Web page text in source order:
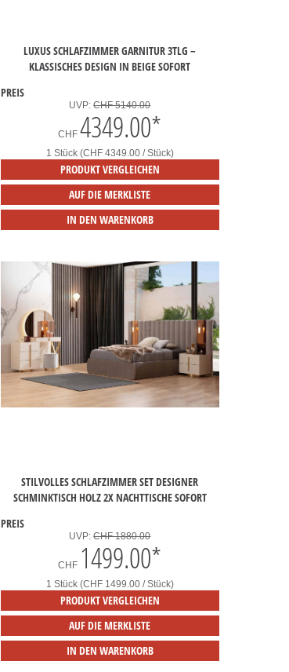
LUXUS SCHLAFZIMMER GARNITUR 3TLG –
KLASSISCHES DESIGN IN BEIGE SOFORT
PREIS
UVP:CHF 5140.00
CHF 4349.00*
1 Stück (CHF 4349.00 / Stück)
PRODUKT VERGLEICHEN
AUF DIE MERKLISTE
IN DEN WARENKORB
STILVOLLES SCHLAFZIMMER SET DESIGNER
SCHMINKTISCH HOLZ 2X NACHTTISCHE SOFORT
PREIS
UVP:CHF 1880.00
CHF 1499.00*
1 Stück (CHF 1499.00 / Stück)
PRODUKT VERGLEICHEN
AUF DIE MERKLISTE
IN DEN WARENKORB